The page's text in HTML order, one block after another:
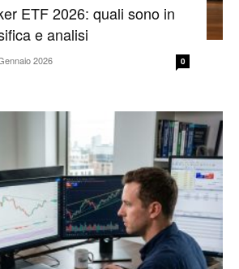
ETF 2026: quali sono in
e analisi
2026 0